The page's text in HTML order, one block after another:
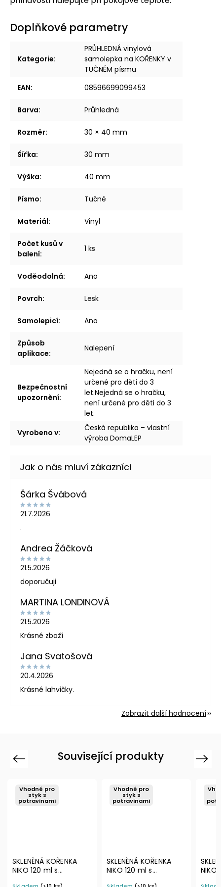
Doplňkové parametry
Kategorie:
PRŮHLEDNÁ vinylová
samolepka na KOŘENKY v
TUČNÉM písmu
EAN: 08596699099453
Barva: Průhledná
Rozměr: 30 × 40 mm
Šířka: 30 mm
Výška: 40 mm
Písmo: Tučné
Materiál: Vinyl
Počet kusů v
balení:
1 ks
Voděodolná: Ano
Povrch: Lesk
Samolepicí: Ano
Způsob
aplikace:
Nalepení
Bezpečnostní
upozornění:
Nejedná se o hračku, není
určené pro děti do 3
let.Nejedná se o hračku,
není určené pro děti do 3
let.
Vyrobeno v:
Česká republika – vlastní
výroba DomaLEP
Šárka Švábová
21.7.2026
.
Andrea Žáčková
21.5.2026
doporučuji
MARTINA LONDINOVÁ
21.5.2026
Krásné zboží
Jana Svatošová
20.4.2026
Krásné lahvičky.
Zobrazit další hodnocení
Související produkty
Previous
Vhodné pro
styk s
potravinami
SKLENĚNÁ KOŘENKA
NIKO 120 ml s
Vhodné pro
styk s
potravinami
SKLENĚNÁ KOŘENKA
NIKO 129 ml s
BÍLÁ
Next